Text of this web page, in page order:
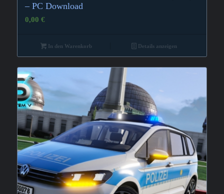
– PC Download
0,00 €
In den Warenkorb Details anzeigen